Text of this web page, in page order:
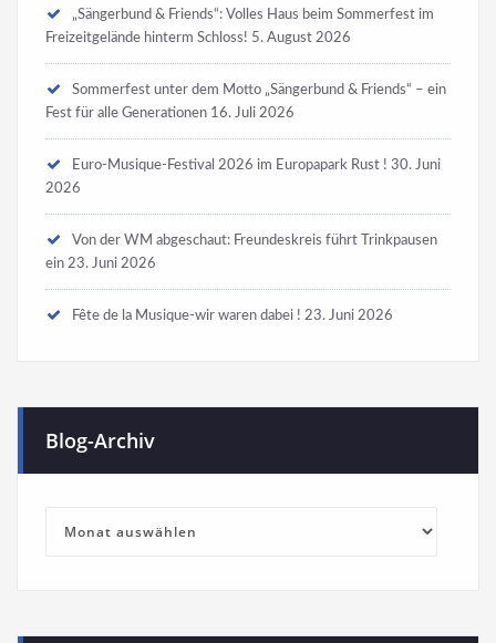
„Sängerbund & Friends“: Volles Haus beim Sommerfest im
Freizeitgelände hinterm Schloss! 5. August 2026
Sommerfest unter dem Motto „Sängerbund & Friends“ – ein
Fest für alle Generationen 16. Juli 2026
Euro-Musique-Festival 2026 im Europapark Rust ! 30. Juni
2026
Von der WM abgeschaut: Freundeskreis führt Trinkpausen
ein 23. Juni 2026
Fête de la Musique-wir waren dabei ! 23. Juni 2026
Blog-Archiv
Archiv